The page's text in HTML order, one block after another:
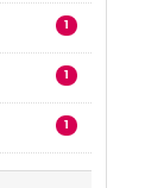
1
1
1